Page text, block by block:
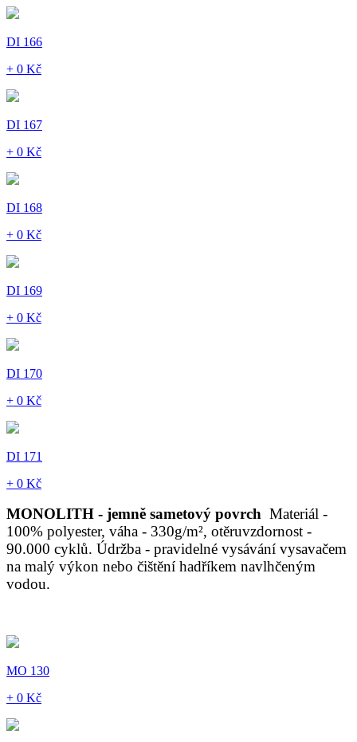
DI 166
+ 0 Kč
DI 167
+ 0 Kč
DI 168
+ 0 Kč
DI 169
+ 0 Kč
DI 170
+ 0 Kč
DI 171
+ 0 Kč
MONOLITH - jemně sametový povrch Materiál -
100% polyester, váha - 330g/m², otěruvzdornost -
90.000 cyklů. Údržba - pravidelné vysávání vysavačem
na malý výkon nebo čištění hadříkem navlhčeným
vodou.
MO 130
+ 0 Kč